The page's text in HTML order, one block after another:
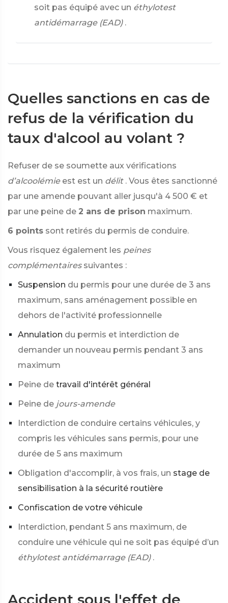
soit pas équipé avec un éthylotest
antidémarrage (EAD) .
Quelles sanctions en cas de
refus de la vérification du
taux d'alcool au volant ?
Refuser de se soumette aux vérifications
d’alcoolémie est est un délit . Vous êtes sanctionné
par une amende pouvant aller jusqu'à 4 500 € et
par une peine de 2 ans de prison maximum.
6 points sont retirés du permis de conduire.
Vous risquez également les peines
complémentaires suivantes :
Suspension du permis pour une durée de 3 ans
maximum, sans aménagement possible en
dehors de l'activité professionnelle
Annulation du permis et interdiction de
demander un nouveau permis pendant 3 ans
maximum
Peine de travail d'intérêt général
Peine de jours-amende
Interdiction de conduire certains véhicules, y
compris les véhicules sans permis, pour une
durée de 5 ans maximum
Obligation d'accomplir, à vos frais, un stage de
sensibilisation à la sécurité routière
Confiscation de votre véhicule
Interdiction, pendant 5 ans maximum, de
conduire une véhicule qui ne soit pas équipé d’un
éthylotest antidémarrage (EAD) .
Accident sous l'effet de